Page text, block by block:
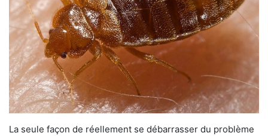
La seule façon de réellement se débarrasser du problème